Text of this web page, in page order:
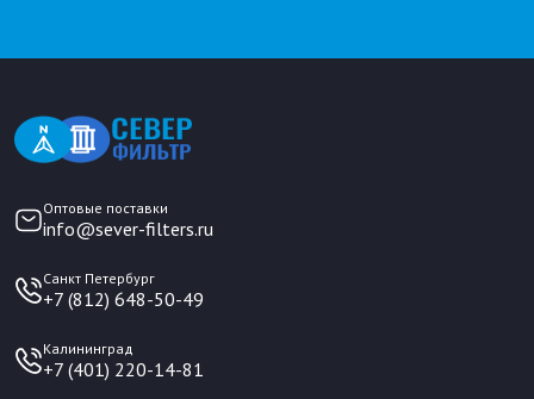
Оптовые поставки
info@sever-filters.ru
Санкт Петербург
+7 (812) 648-50-49
Калининград
+7 (401) 220-14-81